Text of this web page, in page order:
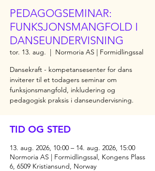
PEDAGOGSEMINAR:
FUNKSJONSMANGFOLD I
DANSEUNDERVISNING
tor. 13. aug.
  |
Normoria AS | Formidlingssal
Dansekraft - kompetansesenter for dans
inviterer til et todagers seminar om
funksjonsmangfold, inkludering og
pedagogisk praksis i danseundervisning.
TID OG STED
13. aug. 2026, 10:00 – 14. aug. 2026, 15:00
Normoria AS | Formidlingssal, Kongens Plass
6, 6509 Kristiansund, Norway